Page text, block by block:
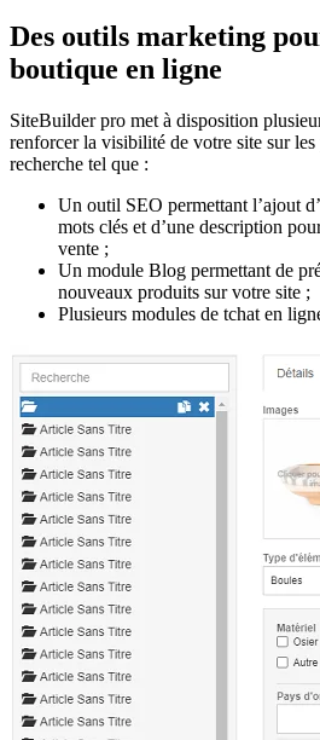
Des outils marketing
boutique en ligne
SiteBuilder pro met à disposition
renforcer la visibilité de votre site sur
recherche tel que :
Un outil SEO permettant l’ajout
mots clés et d’une description
vente ;
Un module Blog permettant de
nouveaux produits sur votre site ;
Plusieurs modules de tchat en